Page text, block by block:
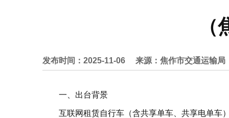
发布时间：2025-11-06 来源：焦作市交通运输局
一、出台背景
互联网租赁自行车（含共享单车、共享电单车